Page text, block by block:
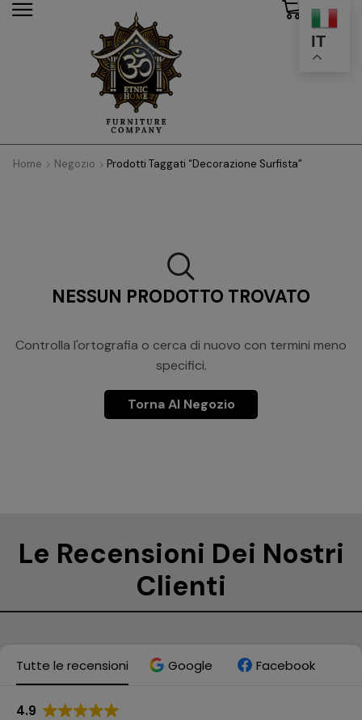
IT
Home Negozio Prodotti Taggati “Decorazione Surfista”
NESSUN PRODOTTO TROVATO
Controlla l'ortografia o cerca di nuovo con termini meno
specifici.
Torna Al Negozio
Le Recensioni Dei Nostri
Clienti
Tutte le recensioni Google Facebook
4.9